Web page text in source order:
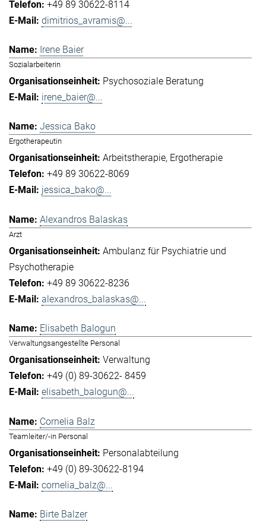
+49 89 30622-8114
dimitrios_avramis@...
Irene Baier
Sozialarbeiterin
Psychosoziale Beratung
irene_baier@...
Jessica Bako
Ergotherapeutin
Arbeitstherapie Ergotherapie
+49 89 30622-8069
jessica_bako@...
Alexandros Balaskas
Arzt
Ambulanz für Psychiatrie und
Psychotherapie
+49 89 30622-8236
alexandros_balaskas@...
Elisabeth Balogun
Verwaltungsangestellte Personal
Verwaltung
+49 (0) 89-30622- 8459
elisabeth_balogun@...
Cornelia Balz
Teamleiter/-in Personal
Personalabteilung
+49 (0) 89-30622-8194
cornelia_balz@...
Birte Balzer